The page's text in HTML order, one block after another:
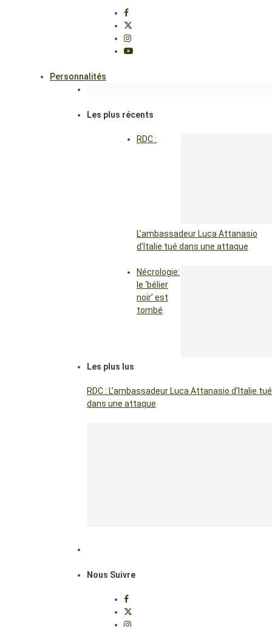
Personnalités
Les plus récents
RDC :
L’ambassadeur Luca Attanasio
d’Italie tué dans une attaque
Nécrologie:
le ‘bélier
noir’ est
tombé
Les plus lus
RDC : L’ambassadeur Luca Attanasio d’Italie tué
dans une attaque
Nous Suivre